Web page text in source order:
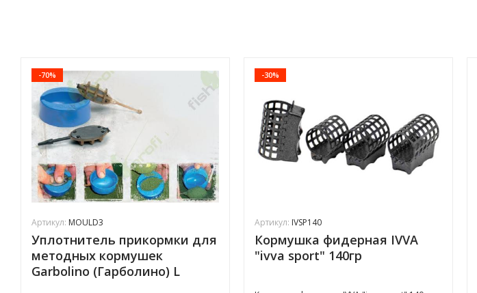
-70%
Артикул: MOULD3
Уплотнитель прикормки для
методных кормушек
Garbolino (Гарболино) L
-30%
Артикул: IVSP140
Кормушка фидерная IVVA
"ivva sport" 140гр